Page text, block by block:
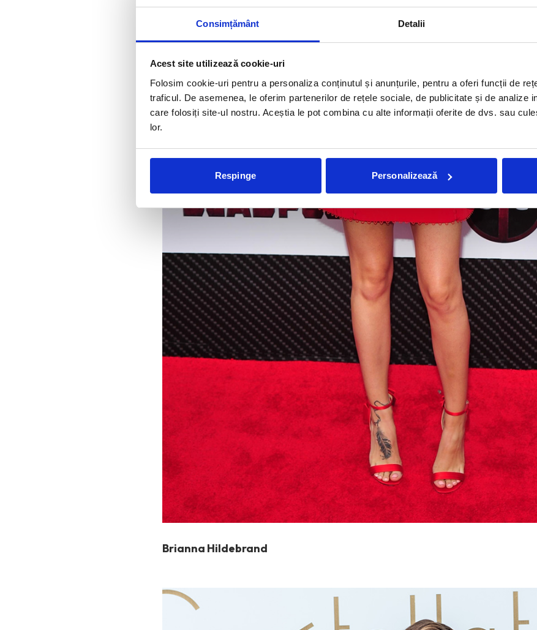
Consimțământ Detalii
Acest site utilizează cookie-uri
Folosim cookie-uri pentru a personaliza conținutul și anunțurile, pentru a oferi funcții de
traficul. De asemenea, le oferim partenerilor de rețele sociale, de publicitate și de analize
care folosiți site-ul nostru. Aceștia le pot combina cu alte informații oferite de dvs. sau
lor.
Respinge Personalizează
Brianna Hildebrand